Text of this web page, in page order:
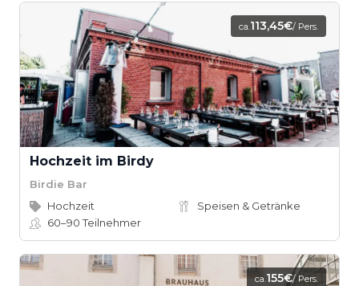
ca.113,45€/ Pers.
Hochzeit im Birdy
Birdie Bar
Hochzeit
Speisen & Getränke
60–90Teilnehmer
ca.155€/ Pers.